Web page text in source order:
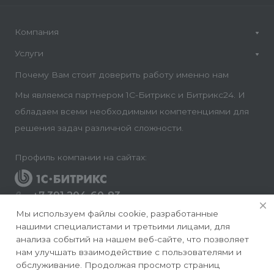
Компания
Услуги
Почему Вам стоит доверить работу именно нам
Мы являемся партнером 1С-Битрикс и Битрикс24. И
обладаем всеми необходимыми компетенциями для
решения задач различной сложности.
Профиль компании на сайтах:
+7 391 204-60-83
Заказать звонок
info@conversite.ru
г. Красноярск, ул. Ладо Кецховели 22а, офис 8-28/1
Мы используем файлы cookie, разработанные
нашими специалистами и третьими лицами, для
анализа событий на нашем веб-сайте, что позволяет
нам улучшать взаимодействие с пользователями и
обслуживание. Продолжая просмотр страниц